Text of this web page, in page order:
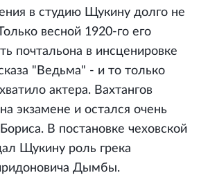
в студию Щукину долго не
весной 1920-го его
почтальона в инсценировке
"Ведьма" - и то только
актера. Вахтангов
экзамене и остался очень
В постановке чеховской
Щукину роль грека
Дымбы.